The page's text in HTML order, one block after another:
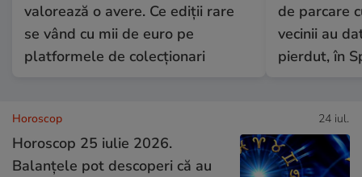
valorează o avere. Ce ediții rare
se vând cu mii de euro pe
platformele de colecționari
de parcare
vecinii au
pierdut, în
Horoscop 24 iul.
Horoscop 25 iulie 2026.
Balanțele pot descoperi că au